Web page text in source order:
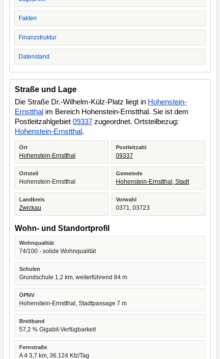
Fakten
Finanzstruktur
Datenstand
Straße und Lage
Die Straße Dr.-Wilhelm-Külz-Platz liegt in Hohenstein-
Ernstthal im Bereich Hohenstein-Ernstthal. Sie ist dem
Postleitzahlgebiet 09337 zugeordnet. Ortsteilbezug:
Hohenstein-Ernstthal.
Ort
Hohenstein-Ernstthal
Postleitzahl
09337
Ortsteil
Hohenstein-Ernstthal
Gemeinde
Hohenstein-Ernstthal, Stadt
Landkreis
Zwickau
Vorwahl
0371, 03723
Wohn- und Standortprofil
Wohnqualität
74/100 - solide Wohnqualität
Schulen
Grundschule 1,2 km, weiterführend 84 m
ÖPNV
Hohenstein-Ernstthal, Stadtpassage 7 m
Breitband
57,2 % Gigabit-Verfügbarkeit
Fernstraße
A 4 3,7 km, 36.124 Kfz/Tag